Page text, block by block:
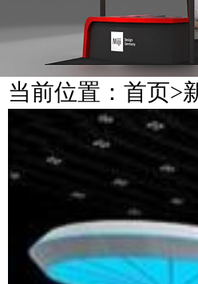
当前位置： 首页>